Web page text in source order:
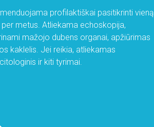
profilaktiškai pasitikrinti vieną
metus. Atliekama echoskopija,
mažojo dubens organai, apžiūrimas
kaklelis. Jei reikia, atliekamas
ir kiti tyrimai.